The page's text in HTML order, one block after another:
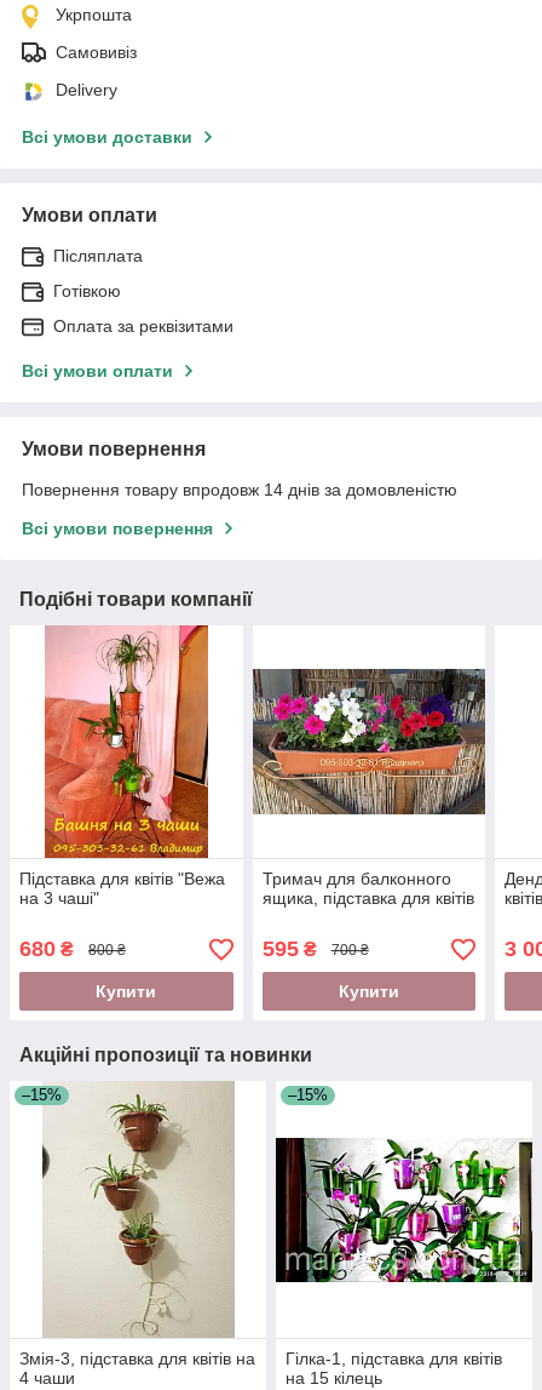
Укрпошта
Самовивіз
Delivery
Всі умови доставки
Умови оплати
Післяплата
Готівкою
Оплата за реквізитами
Всі умови оплати
Умови повернення
Повернення товару впродовж 14 днів за домовленістю
Всі умови повернення
Подібні товари компанії
Підставка для квітів "Вежа
на 3 чаші"
680 ₴ 800 ₴
Купити
Тримач для балконного
ящика, підставка для квітів
595₴ 700 ₴
Купити
3
Акційні пропозиції та новинки
–15%
Змія-3, підставка для квітів на
4 чаши
–15%
Гілка-1, підставка для квітів
на 15 кілець